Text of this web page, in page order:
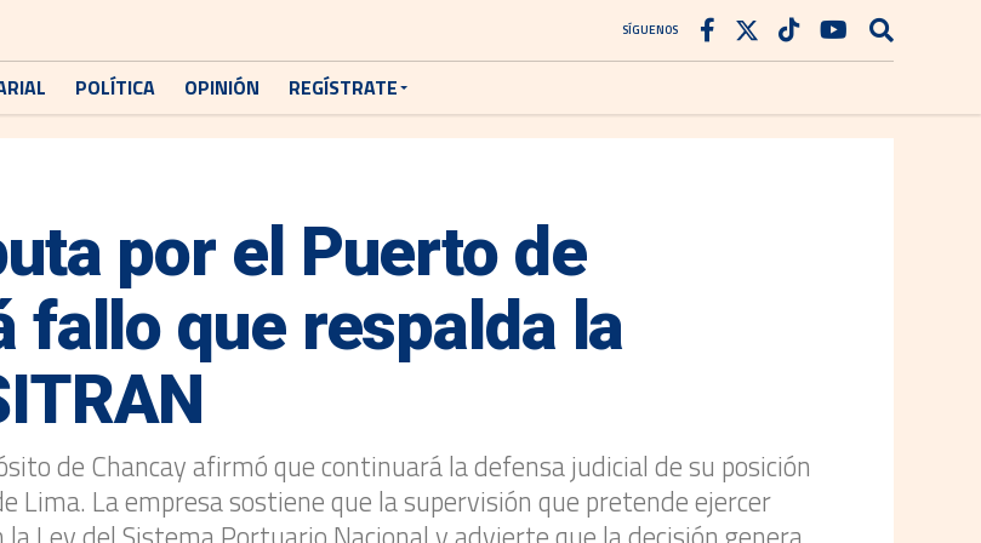
SÍGUENOS
POLÍTICA OPINIÓN REGÍSTRATE
por el Puerto de
fallo que respalda la
de Chancay afirmó que continuará la defensa judicial de su posición
Lima. La empresa sostiene que la supervisión que pretende ejercer